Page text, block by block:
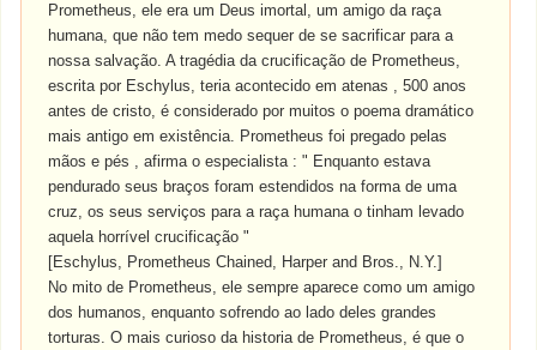
Prometheus, ele era um Deus imortal, um amigo da raça
humana, que não tem medo sequer de se sacrificar para a
nossa salvação. A tragédia da crucificação de Prometheus,
escrita por Eschylus, teria acontecido em atenas , 500 anos
antes de cristo, é considerado por muitos o poema dramático
mais antigo em existência. Prometheus foi pregado pelas
mãos e pés , afirma o especialista : " Enquanto estava
pendurado seus braços foram estendidos na forma de uma
cruz, os seus serviços para a raça humana o tinham levado
aquela horrível crucificação "
[Eschylus, Prometheus Chained, Harper and Bros., N.Y.]
No mito de Prometheus, ele sempre aparece como um amigo
dos humanos, enquanto sofrendo ao lado deles grandes
torturas. O mais curioso da historia de Prometheus, é que o